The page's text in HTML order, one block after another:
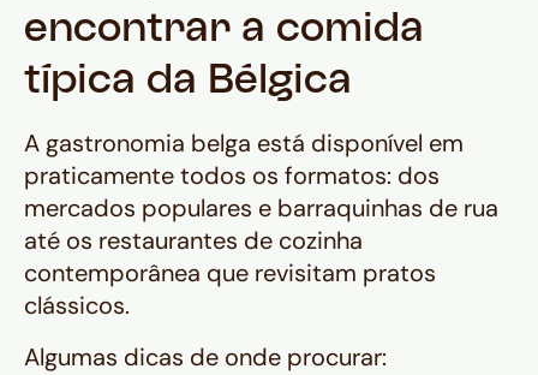
encontrar a comida
típica da Bélgica
A gastronomia belga está disponível em
praticamente todos os formatos: dos
mercados populares e barraquinhas de rua
até os restaurantes de cozinha
contemporânea que revisitam pratos
clássicos.
Algumas dicas de onde procurar: